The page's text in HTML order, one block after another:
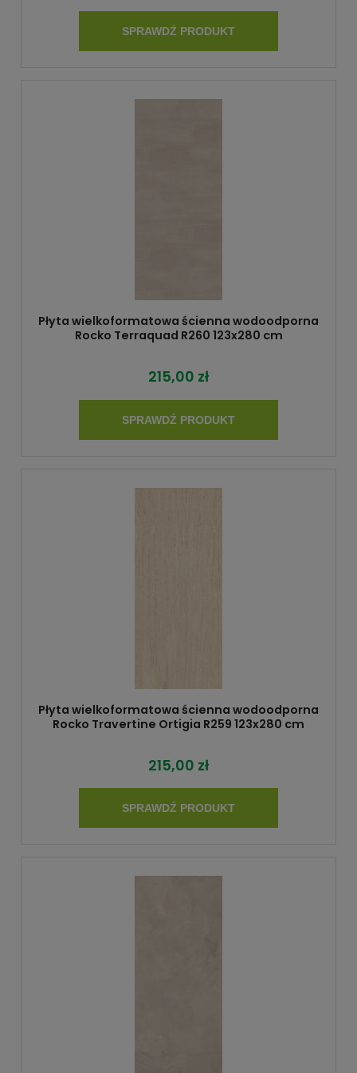
SPRAWDŹ PRODUKT
Płyta wielkoformatowa ścienna wodoodporna
Rocko Terraquad R260 123x280 cm
215,00 zł
SPRAWDŹ PRODUKT
Płyta wielkoformatowa ścienna wodoodporna
Rocko Travertine Ortigia R259 123x280 cm
215,00 zł
SPRAWDŹ PRODUKT